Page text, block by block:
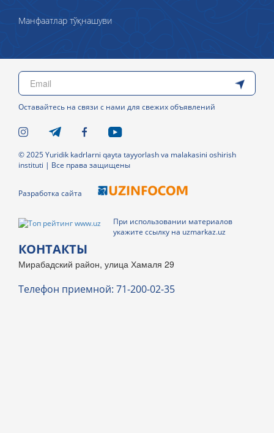
Манфаатлар тўқнашуви
Оставайтесь на связи с нами для свежих объявлений
© 2025 Yuridik kadrlarni qayta tayyorlash va malakasini oshirish
instituti | Все права защищены
Разработка сайта
При использовании материалов
укажите ссылку на uzmarkaz.uz
КОНТАКТЫ
Мирабадский район, улица Хамаля 29
Телефон приемной: 71-200-02-35